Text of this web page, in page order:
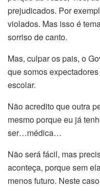
prejudicados. Por
violados. Mas isso é
sorriso de canto.
Mas, culpar os pais, o
que somos
escolar.
Não acredito que outra
mesmo porque eu já
ser…médica…
Não será fácil, mas
aconteça, porque sem
menos futuro. Neste